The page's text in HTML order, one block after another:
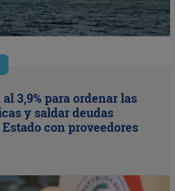
3,9% para ordenar las
y saldar deudas
con proveedores